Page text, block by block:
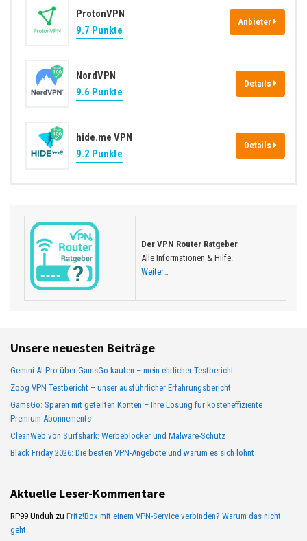
ProtonVPN
9.7 Punkte
Anbieter
NordVPN
9.6 Punkte
Details
hide.me VPN
9.2 Punkte
Details
Der VPN Router Ratgeber
Alle Informationen & Hilfe.
Weiter…
Unsere neuesten Beiträge
Gemini AI Pro über GamsGo kaufen – mein ehrlicher Testbericht
Zoog VPN Testbericht – unser ausführlicher Erfahrungsbericht
GamsGo: Sparen mit geteilten Konten – Ihre Lösung für kosteneffiziente
Premium-Abonnements
CleanWeb von Surfshark: Werbeblocker und Malware-Schutz
Black Friday 2026: Die besten VPN-Angebote und warum es sich lohnt
Aktuelle Leser-Kommentare
RP99 Unduh zu Fritz!Box mit einem VPN-Service verbinden? Warum das nicht
geht.